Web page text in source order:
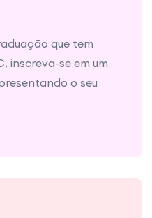
que tem
inscreva-se em um
inscreva-se em um
apresentando o seu
diploma.